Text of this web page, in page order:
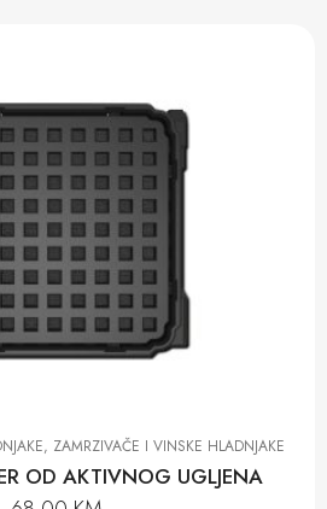
ZAMRZIVAČE I VINSKE HLADNJAKE
OD AKTIVNOG UGLJENA